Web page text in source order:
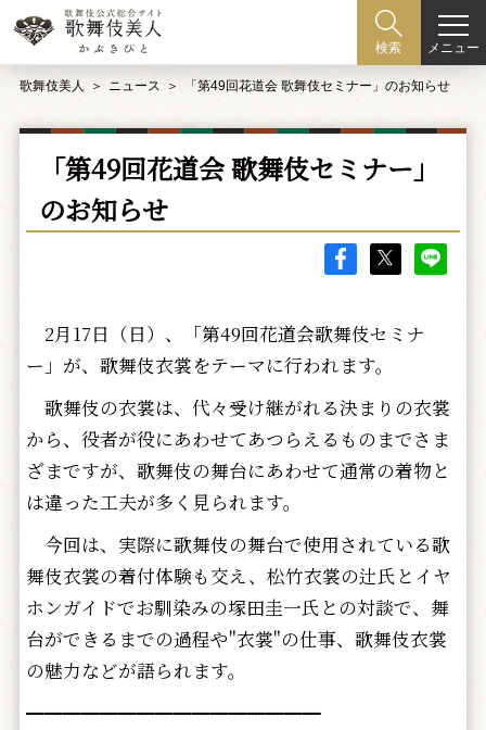
検索 メニュー
歌舞伎美人 ニュース 「第49回花道会 歌舞伎セミナー」のお知らせ
「第49回花道会 歌舞伎セミナー」
のお知らせ
2月17日（日）、「第49回花道会歌舞伎セミナ
ー」が、歌舞伎衣裳をテーマに行われます。
歌舞伎の衣裳は、代々受け継がれる決まりの衣裳
から、役者が役にあわせてあつらえるものまでさま
ざまですが、歌舞伎の舞台にあわせて通常の着物と
は違った工夫が多く見られます。
今回は、実際に歌舞伎の舞台で使用されている歌
舞伎衣裳の着付体験も交え、松竹衣裳の辻氏とイヤ
ホンガイドでお馴染みの塚田圭一氏との対談で、舞
台ができるまでの過程や"衣裳"の仕事、歌舞伎衣裳
の魅力などが語られます。
━━━━━━━━━━━━━━━━